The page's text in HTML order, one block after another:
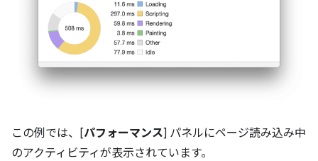
この例では、[パフォーマンス] パネルにページ読み込み中
のアクティビティが表示されています。